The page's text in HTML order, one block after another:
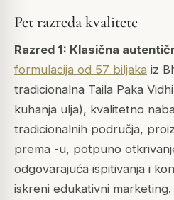
Pet razreda kvalitete
Razred 1: Klasična
formulacija od 57 biljaka iz
tradicionalna Taila Paka
kuhanja ulja), kvalitetno
tradicionalnih područja,
prema -u, potpuno
odgovarajuća ispitivanja i
iskreni edukativni